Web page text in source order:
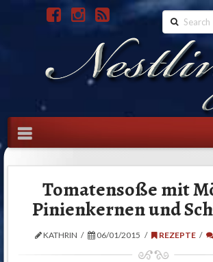
Search
Navigation
Tomatensoße mit
Pinienkernen und
KATHRIN 06/01/2015 REZEPTE